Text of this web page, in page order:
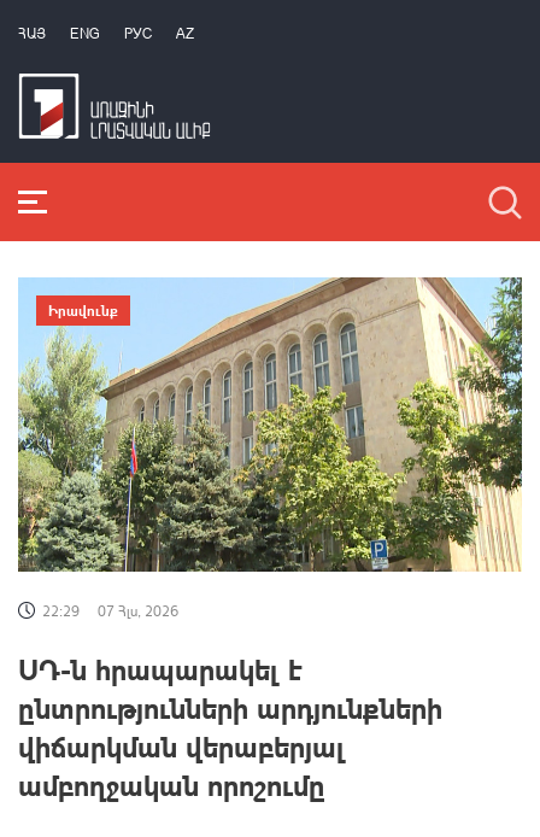
ՀԱՅ ENG РУС AZ
Իրավունք
22:29 07 Հլս, 2026
ՍԴ-ն հրապարակել է
ընտրությունների արդյունքների
վիճարկման վերաբերյալ
ամբողջական որոշումը